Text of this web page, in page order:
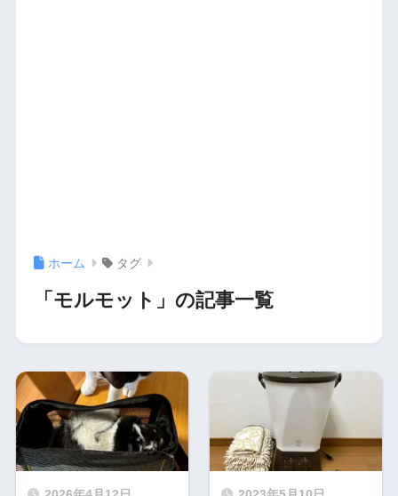
ホーム タグ
「モルモット」の記事一覧